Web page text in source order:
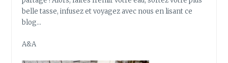
belle tasse, infusez et voyagez avec nous en lisant ce
blog…
A&A